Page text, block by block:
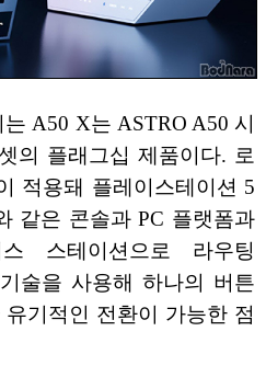
A50 X는 ASTRO A50 시
의 플래그십 제품이다. 로
적용돼 플레이스테이션 5
같은 콘솔과 PC 플랫폼과
스테이션으로 라우팅
술을 사용해 하나의 버튼
기적인 전환이 가능한 점